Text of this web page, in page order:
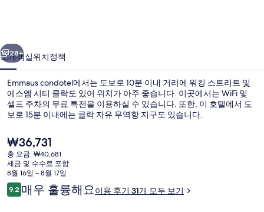
리 다음
28+
소개객실위치정책
Emmaus condotel에서는 도보로 10분 이내 거리에 워킹 스트리트 및
에스엠 시티 클락도 있어 위치가 아주 좋습니다. 이곳에서는 WiFi 및
셀프 주차의 무료 특전을 이용하실 수 있습니다. 또한, 이 호텔에서 도
보로 15분 이내에는 클락 자유 무역항 지구도 있습니다.
현
재
가
격
은
₩36,731
₩36,731
총 요금: ₩40,681
세금 및 수수료 포함
8월 16일 ~ 8월 17일
이
용
9.210점 만점 중 9.2점.
매우 훌륭해요이용 후기 31개 모두 보기